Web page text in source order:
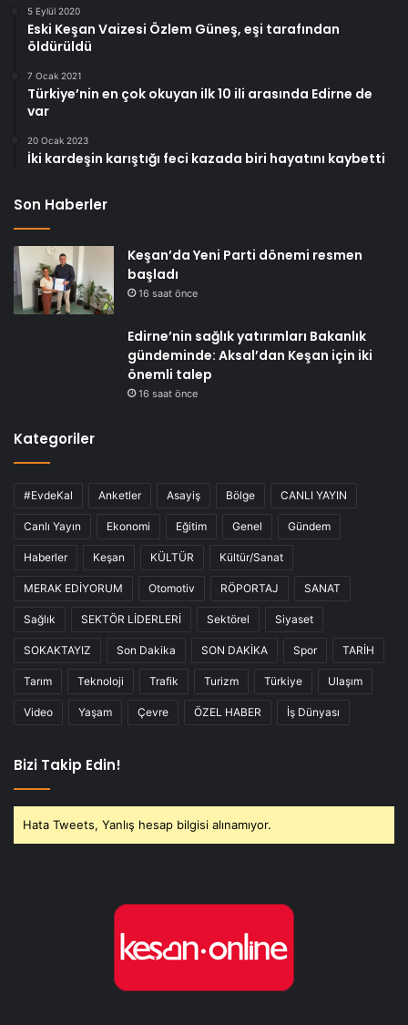
5 Eylül 2020
Eski Keşan Vaizesi Özlem Güneş, eşi tarafından
öldürüldü
7 Ocak 2021
Türkiye’nin en çok okuyan ilk 10 ili arasında Edirne de
var
20 Ocak 2023
İki kardeşin karıştığı feci kazada biri hayatını kaybetti
Son Haberler
Keşan’da Yeni Parti dönemi resmen
başladı
16 saat önce
Edirne’nin sağlık yatırımları Bakanlık
gündeminde: Aksal’dan Keşan için iki
önemli talep
16 saat önce
Kategoriler
#EvdeKal Anketler Asayiş Bölge CANLI YAYIN
Canlı Yayın Ekonomi Eğitim Genel Gündem
Haberler Keşan KÜLTÜR Kültür/Sanat
MERAK EDİYORUM Otomotiv RÖPORTAJ SANAT
Sağlık SEKTÖR LİDERLERİ Sektörel Siyaset
SOKAKTAYIZ Son Dakika SON DAKİKA Spor TARİH
Tarım Teknoloji Trafik Turizm Türkiye Ulaşım
Video Yaşam Çevre ÖZEL HABER İş Dünyası
Bizi Takip Edin!
Hata Tweets, Yanlış hesap bilgisi alınamıyor.